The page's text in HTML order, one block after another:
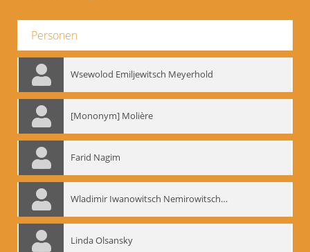
Personen
Wsewolod Emiljewitsch Meyerhold
[Mononym] Molière
Farid Nagim
Wladimir Iwanowitsch Nemirowitsch-Dantschenko
Linda Olsansky